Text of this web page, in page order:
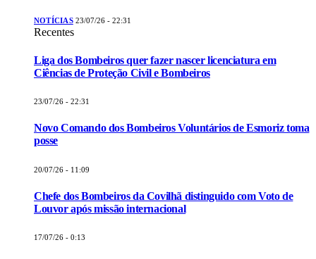
NOTÍCIAS 23/07/26 - 22:31
Recentes
Liga dos Bombeiros quer fazer nascer licenciatura em
Ciências de Proteção Civil e Bombeiros
23/07/26 - 22:31
Novo Comando dos Bombeiros Voluntários de Esmoriz toma
posse
20/07/26 - 11:09
Chefe dos Bombeiros da Covilhã distinguido com Voto de
Louvor após missão internacional
17/07/26 - 0:13